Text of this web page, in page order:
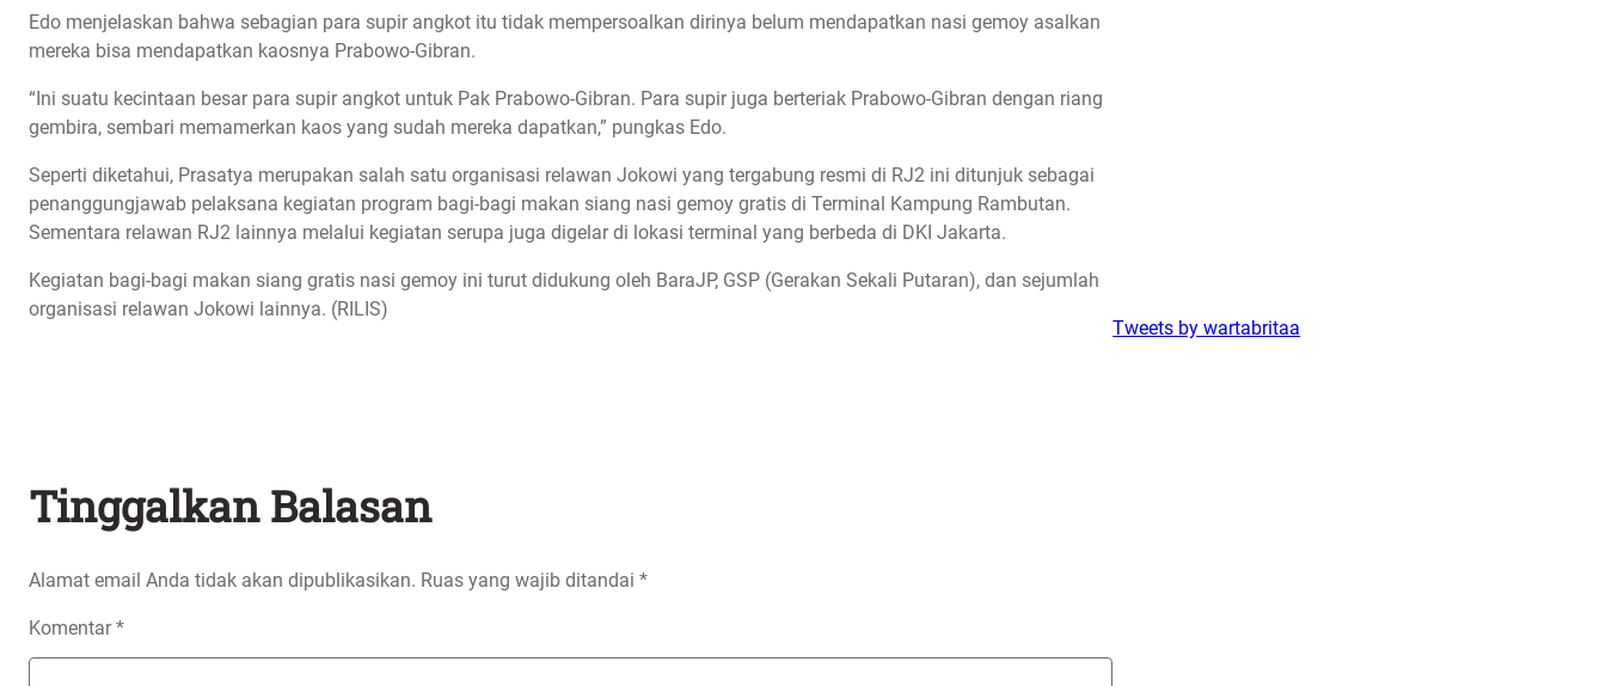
Edo menjelaskan bahwa sebagian para supir angkot itu tidak mempersoalkan dirinya belum mendapatkan nasi gemoy asalkan
mereka bisa mendapatkan kaosnya Prabowo-Gibran.
“Ini suatu kecintaan besar para supir angkot untuk Pak Prabowo-Gibran. Para supir juga berteriak Prabowo-Gibran dengan riang
gembira, sembari memamerkan kaos yang sudah mereka dapatkan,” pungkas Edo.
Seperti diketahui, Prasatya merupakan salah satu organisasi relawan Jokowi yang tergabung resmi di RJ2 ini ditunjuk sebagai
penanggungjawab pelaksana kegiatan program bagi-bagi makan siang nasi gemoy gratis di Terminal Kampung Rambutan.
Sementara relawan RJ2 lainnya melalui kegiatan serupa juga digelar di lokasi terminal yang berbeda di DKI Jakarta.
Kegiatan bagi-bagi makan siang gratis nasi gemoy ini turut didukung oleh BaraJP, GSP (Gerakan Sekali Putaran), dan sejumlah
organisasi relawan Jokowi lainnya. (RILIS)
Tinggalkan Balasan
Alamat email Anda tidak akan dipublikasikan. Ruas yang wajib ditandai *
Komentar*
Tweets by wartabritaa